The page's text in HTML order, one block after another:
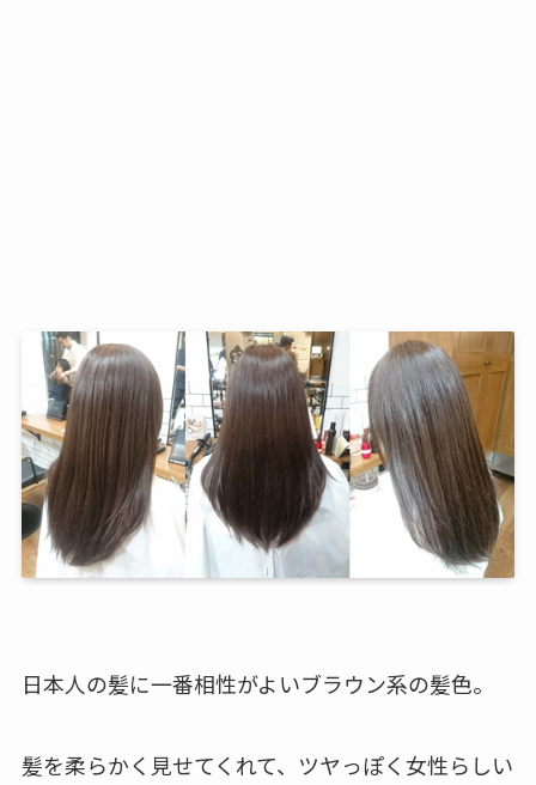
日本人の髪に一番相性がよいブラウン系の髪色。
髪を柔らかく見せてくれて、ツヤっぽく女性らしい